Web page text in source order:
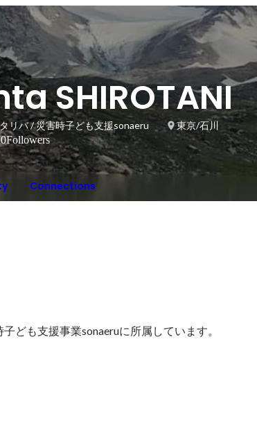
SHIROTANI
リバ / 災害時子ども支援sonaeru
東京/石川
Followers
Connections
ども支援事業sonaeruに所属しています。